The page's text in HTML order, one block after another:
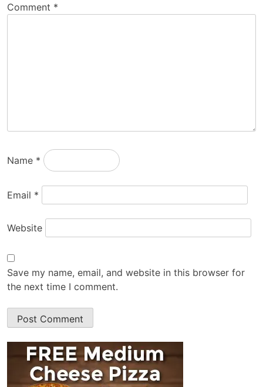
Comment *
Name *
Email *
Website
Save my name, email, and website in this browser for
the next time I comment.